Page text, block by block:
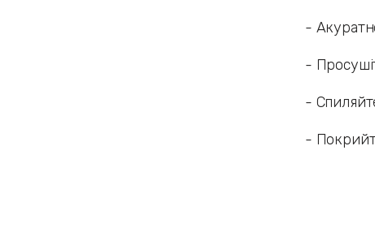
-
-
-
-